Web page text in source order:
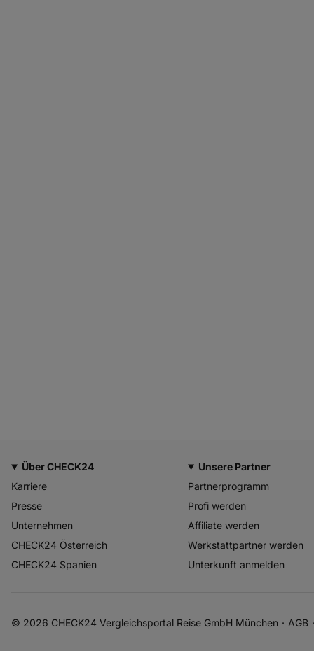
Über CHECK24
Karriere
Presse
Unternehmen
CHECK24 Österreich
CHECK24 Spanien
Unsere Partner
Partnerprogramm
Profi werden
Affiliate werden
Werkstattpartner werden
Unterkunft anmelden
© 2026 CHECK24 Vergleichsportal Reise GmbH München AGB